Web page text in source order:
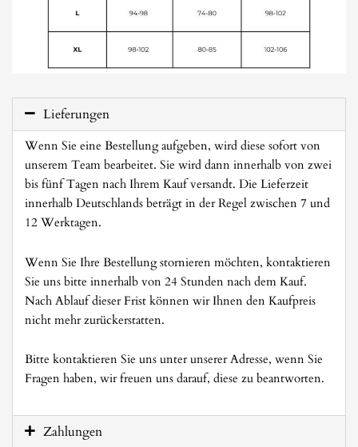
Lieferungen
Wenn Sie eine Bestellung aufgeben, wird diese sofort von
unserem Team bearbeitet. Sie wird dann innerhalb von zwei
bis fünf Tagen nach Ihrem Kauf versandt. Die Lieferzeit
innerhalb Deutschlands beträgt in der Regel zwischen 7 und
12 Werktagen.
Wenn Sie Ihre Bestellung stornieren möchten, kontaktieren
Sie uns bitte innerhalb von 24 Stunden nach dem Kauf.
Nach Ablauf dieser Frist können wir Ihnen den Kaufpreis
nicht mehr zurückerstatten.
Bitte kontaktieren Sie uns unter unserer Adresse, wenn Sie
Fragen haben, wir freuen uns darauf, diese zu beantworten.
Zahlungen